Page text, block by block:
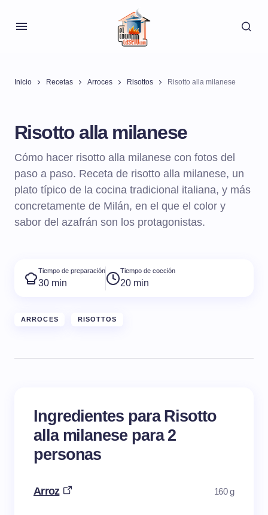
Inicio Recetas Arroces Risottos Risotto alla milanese
Risotto alla milanese
Cómo hacer risotto alla milanese con fotos del
paso a paso. Receta de risotto alla milanese, un
plato típico de la cocina tradicional italiana, y más
concretamente de Milán, en el que el color y
sabor del azafrán son los protagonistas.
Tiempo de preparación
30 min
Tiempo de cocción
20 min
ARROCES RISOTTOS
Ingredientes para Risotto
alla milanese para 2
personas
Arroz 160 g